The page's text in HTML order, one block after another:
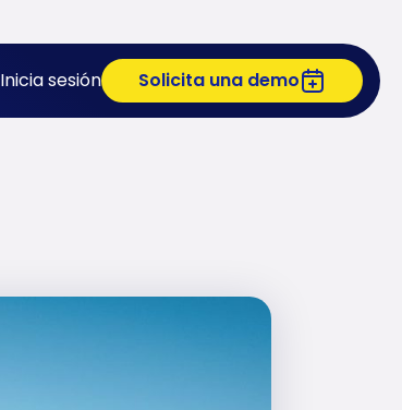
Inicia sesión Solicita una demo